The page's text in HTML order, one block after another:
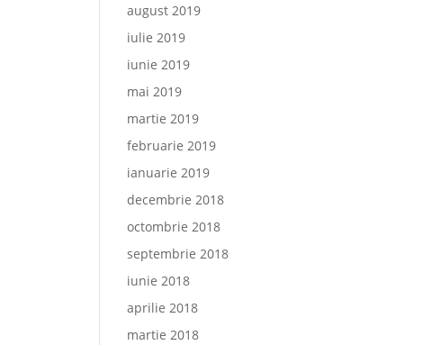
august 2019
iulie 2019
iunie 2019
mai 2019
martie 2019
februarie 2019
ianuarie 2019
decembrie 2018
octombrie 2018
septembrie 2018
iunie 2018
aprilie 2018
martie 2018